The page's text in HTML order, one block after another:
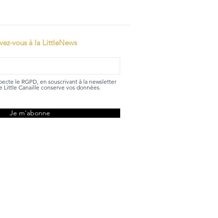
vous à la LittleNews
le RGPD, en souscrivant à la newsletter
Little Canaille conserve vos données.
Je m'abonne